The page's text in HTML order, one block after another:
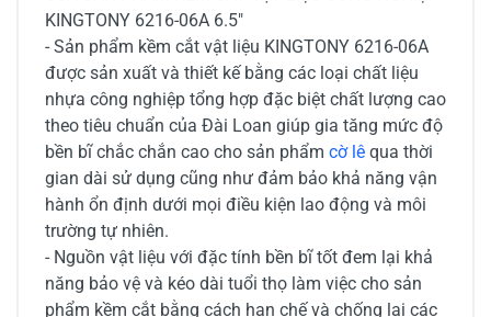
KINGTONY 6216-06A 6.5"
- Sản phẩm kềm cắt vật liệu KINGTONY 6216-06A
được sản xuất và thiết kế bằng các loại chất liệu
nhựa công nghiệp tổng hợp đặc biệt chất lượng cao
theo tiêu chuẩn của Đài Loan giúp gia tăng mức độ
bền bĩ chắc chắn cao cho sản phẩm cờ lê qua thời
gian dài sử dụng cũng như đảm bảo khả năng vận
hành ổn định dưới mọi điều kiện lao động và môi
trường tự nhiên.
- Nguồn vật liệu với đặc tính bền bĩ tốt đem lại khả
năng bảo vệ và kéo dài tuổi thọ làm việc cho sản
phẩm kềm cắt bằng cách hạn chế và chống lại các